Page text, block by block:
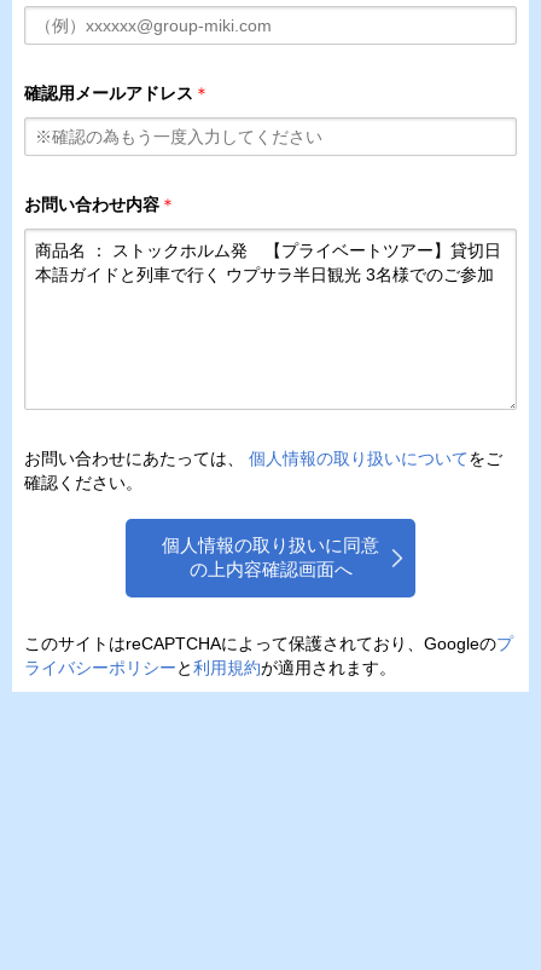
確認用メールアドレス ＊
お問い合わせ内容 ＊
お問い合わせにあたっては、 個人情報の取り扱いについてをご
確認ください。
個人情報の取り扱いに同意
の上内容確認画面へ
このサイトはreCAPTCHAによって保護されており、Googleのプ
ライバシーポリシーと利用規約が適用されます。